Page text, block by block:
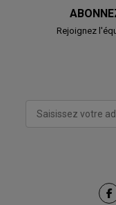
Rejoignez